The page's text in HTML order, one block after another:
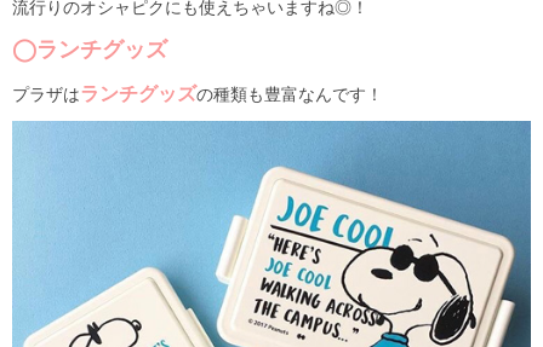
流行りのオシャピクにも使えちゃいますね◎！
◯ランチグッズ
プラザはランチグッズの種類も豊富なんです！